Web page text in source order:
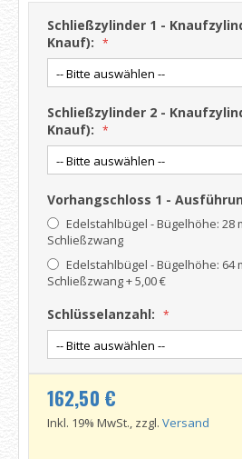
Schließzylinder 1 -
Knauf):
Schließzylinder 2 -
Knauf):
Vorhangschloss 1 -
Edelstahlbügel - Bügelhöhe: 28
Schließzwang
Edelstahlbügel - Bügelhöhe: 64
Schließzwang+5,00 €
Schlüsselanzahl:
162,50 €
Inkl. 19% MwSt., zzgl. Versand